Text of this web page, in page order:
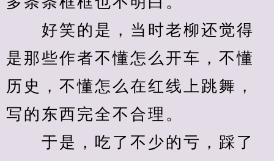
好笑的是，当时老柳还觉得
是那些作者不懂怎么开车，不懂
历史，不懂怎么在红线上跳舞，
写的东西完全不合理。
于是，吃了不少的亏，踩了